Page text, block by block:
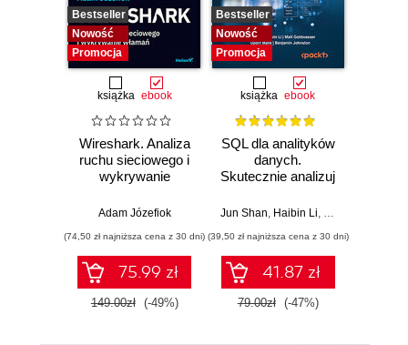
Bestseller
Nowość
Promocja
książka ebook
Wireshark. Analiza
ruchu sieciowego i
wykrywanie
Adam Józefiok
(74,50 zł najniższa cena z 30 dni)
75.99 zł
149.00zł (-49%)
Bestseller
Nowość
Promocja
książka ebook
SQL dla analityków
danych.
Skutecznie analizuj
wartościowe
zaawansowany
SQL na potrzeby
praktycznych
zastosowań.
Wydanie IV
Jun Shan, Haibin Li, Matt Goldwasser
(39,50 zł najniższa cena z 30 dni)
41.87 zł
79.00zł (-47%)